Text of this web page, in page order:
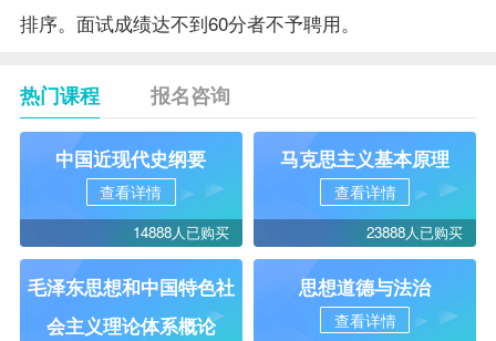
排序。面试成绩达不到60分者不予聘用。
热门课程 报名咨询
中国近现代史纲要
查看详情
14888人已购买
马克思主义基本原理
查看详情
23888人已购买
毛泽东思想和中国特色社
会主义理论体系概论
思想道德与法治
查看详情